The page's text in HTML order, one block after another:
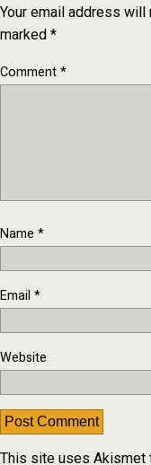
Your email address
marked*
Comment*
Name *
Email *
Website
This site uses Akismet